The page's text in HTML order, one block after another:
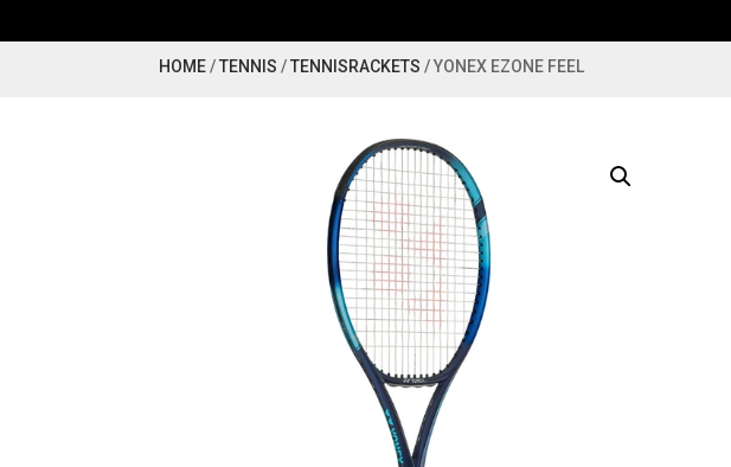
HOME/TENNIS /TENNISRACKETS / YONEX EZONE FEEL